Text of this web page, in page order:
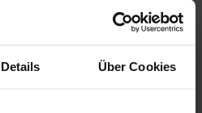
Details Über Cookies